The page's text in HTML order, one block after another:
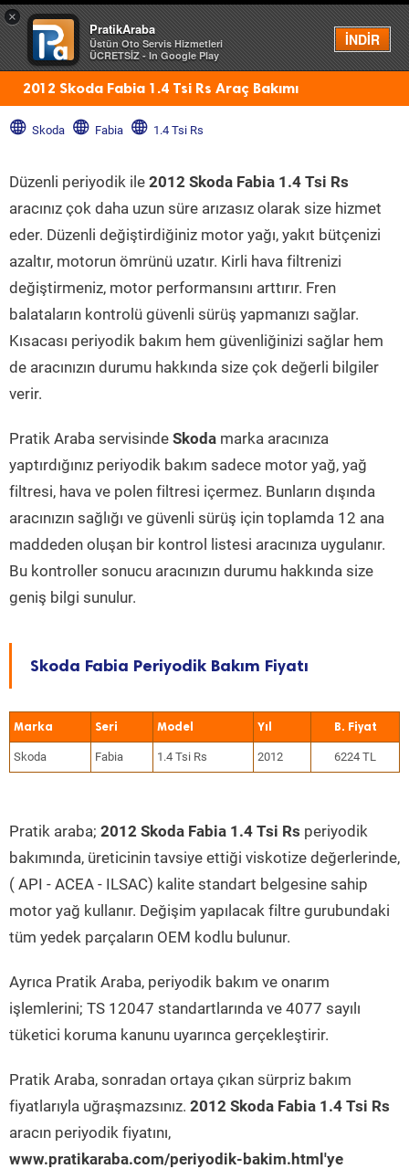
×
PratikAraba
Üstün Oto Servis Hizmetleri
ÜCRETSİZ - In Google Play
İNDİR
Menü
2012 Skoda Fabia 1.4 Tsi Rs Araç Bakımı
Skoda Fabia 1.4 Tsi Rs
Düzenli periyodik ile 2012 Skoda Fabia 1.4 Tsi Rs
aracınız çok daha uzun süre arızasız olarak size hizmet
eder. Düzenli değiştirdiğiniz motor yağı, yakıt bütçenizi
azaltır, motorun ömrünü uzatır. Kirli hava filtrenizi
değiştirmeniz, motor performansını arttırır. Fren
balataların kontrolü güvenli sürüş yapmanızı sağlar.
Kısacası periyodik bakım hem güvenliğinizi sağlar hem
de aracınızın durumu hakkında size çok değerli bilgiler
verir.
Pratik Araba servisinde Skoda marka aracınıza
yaptırdığınız periyodik bakım sadece motor yağ, yağ
filtresi, hava ve polen filtresi içermez. Bunların dışında
aracınızın sağlığı ve güvenli sürüş için toplamda 12 ana
maddeden oluşan bir kontrol listesi aracınıza uygulanır.
Bu kontroller sonucu aracınızın durumu hakkında size
geniş bilgi sunulur.
Skoda Fabia Periyodik Bakım Fiyatı
Marka Seri Model Yıl
Skoda Fabia 1.4 Tsi Rs 2012 6224 TL
Pratik araba; 2012 Skoda Fabia 1.4 Tsi Rs periyodik
bakımında, üreticinin tavsiye ettiği viskotize değerlerinde,
( API - ACEA - ILSAC) kalite standart belgesine sahip
motor yağ kullanır. Değişim yapılacak filtre gurubundaki
tüm yedek parçaların OEM kodlu bulunur.
Ayrıca Pratik Araba, periyodik bakım ve onarım
işlemlerini; TS 12047 standartlarında ve 4077 sayılı
tüketici koruma kanunu uyarınca gerçekleştirir.
Pratik Araba, sonradan ortaya çıkan sürpriz bakım
fiyatlarıyla uğraşmazsınız. 2012 Skoda Fabia 1.4 Tsi Rs
aracın periyodik fiyatını,
www.pratikaraba.com/periyodik-bakim.html'ye